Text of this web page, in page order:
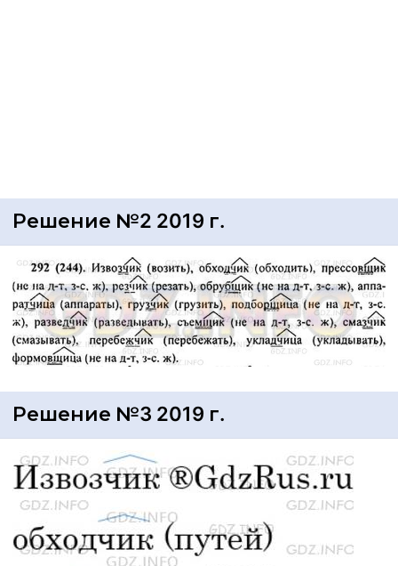
Решение №2 2019 г.
Решение №3 2019 г.